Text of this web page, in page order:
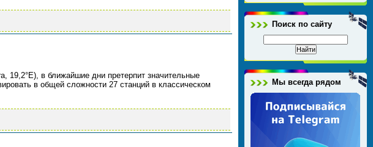
19,2°E), в ближайшие дни претерпит значительные
в общей сложности 27 станций в классическом
Поиск по сайту
Мы всегда рядом